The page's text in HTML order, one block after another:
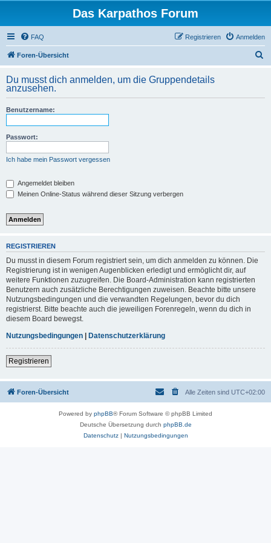
Das Karpathos Forum
FAQ Anmelden
Registrieren
Foren-Übersicht
h
Du musst dich anmelden, um die Gruppendetails
anzusehen.
Benutzername:
Passwort:
Ich habe mein Passwort vergessen
Angemeldet bleiben
Meinen Online-Status während dieser Sitzung verbergen
REGISTRIEREN
Du musst in diesem Forum registriert sein, um dich anmelden zu können. Die
Registrierung ist in wenigen Augenblicken erledigt und ermöglicht dir, auf
weitere Funktionen zuzugreifen. Die Board-Administration kann registrierten
Benutzern auch zusätzliche Berechtigungen zuweisen. Beachte bitte unsere
Nutzungsbedingungen und die verwandten Regelungen, bevor du dich
registrierst. Bitte beachte auch die jeweiligen Forenregeln, wenn du dich in
diesem Board bewegst.
Nutzungsbedingungen | Datenschutzerklärung
Registrieren
Foren-Übersicht Alle Zeiten sind UTC+02:00
Powered by phpBB® Forum Software © phpBB Limited
Deutsche Übersetzung durch phpBB.de
Datenschutz| Nutzungsbedingungen